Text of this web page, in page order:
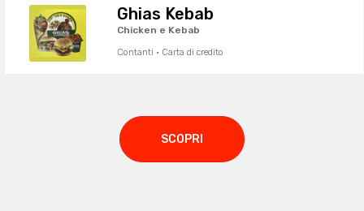
Ghias Kebab
Chicken e Kebab
Contanti · Carta di credito
SCOPRI